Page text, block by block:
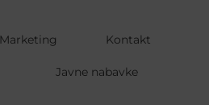
Marketing Kontakt
Javne nabavke